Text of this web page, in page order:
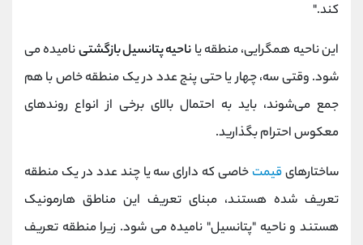
کند."
این ناحیه همگرایی، منطقه یا ناحیه پتانسیل بازگشتینامیده می
شود. وقتی سه، چهار یا حتی پنج عدد در یک منطقه خاص با هم
جمع می‌شوند، باید به احتمال بالای برخی از انواع روندهای
معکوس احترام بگذارید.
ساختارهایقیمت خاصی که دارای سه یا چند عدد در یک منطقه
تعریف شده هستند، مبنای تعریف این مناطق هارمونیک
هستند و ناحیه "پتانسیل" نامیده می شود. زیرا منطقه تعریف